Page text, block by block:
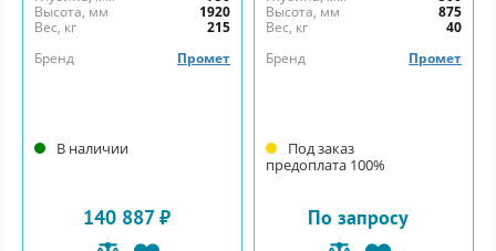
Высота, мм
1920
Вес, кг
215
Бренд
Промет
В наличии
140 887 ₽
Высота, мм
875
Вес, кг
40
Бренд
Промет
Под заказ
предоплата 100%
По запросу